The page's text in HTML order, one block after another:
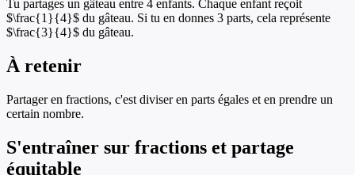
Tu partages un gâteau entre 4 enfants. Chaque enfant reçoit
$\frac{1}{4}$ du gâteau. Si tu en donnes 3 parts, cela représente
$\frac{3}{4}$ du gâteau.
À retenir
Partager en fractions, c'est diviser en parts égales et en prendre un
certain nombre.
S'entraîner sur fractions et partage
équitable